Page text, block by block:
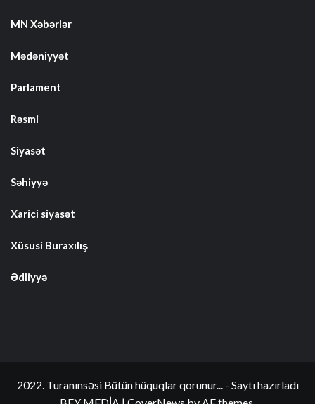
MN Xəbərlər
Mədəniyyət
Parlament
Rəsmi
Siyasət
Səhiyyə
Xarici siyasət
Xüsusi Buraxılış
Ədliyyə
2022. Turanınsəsi Bütün hüquqlar qorunur... - Saytı hazırladı